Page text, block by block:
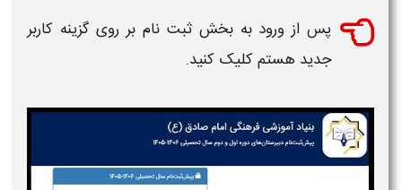
پس از ورود به بخش ثبت نام بر روی گزینه کاربر
جدید هستم کلیک کنید.